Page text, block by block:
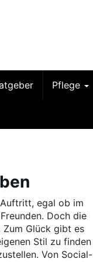
Pflege
egal ob im
Doch die
Zum Glück gibt es
Stil zu finden
Von Social-